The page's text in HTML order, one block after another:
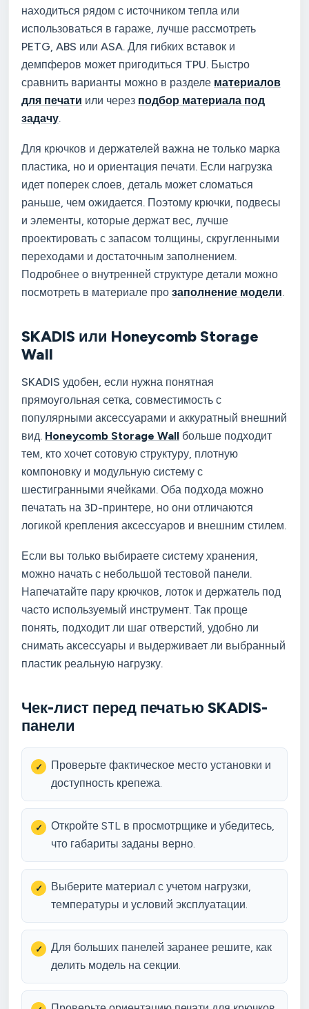
находиться рядом с источником тепла или
использоваться в гараже, лучше рассмотреть
PETG, ABS или ASA. Для гибких вставок и
демпферов может пригодиться TPU. Быстро
сравнить варианты можно в разделе материалов
для печати или через подбор материала под
задачу.
Для крючков и держателей важна не только марка
пластика, но и ориентация печати. Если нагрузка
идет поперек слоев, деталь может сломаться
раньше, чем ожидается. Поэтому крючки, подвесы
и элементы, которые держат вес, лучше
проектировать с запасом толщины, скругленными
переходами и достаточным заполнением.
Подробнее о внутренней структуре детали можно
посмотреть в материале про заполнение модели.
SKADIS или Honeycomb Storage
Wall
SKADIS удобен, если нужна понятная
прямоугольная сетка, совместимость с
популярными аксессуарами и аккуратный внешний
вид. Honeycomb Storage Wall больше подходит
тем, кто хочет сотовую структуру, плотную
компоновку и модульную систему с
шестигранными ячейками. Оба подхода можно
печатать на 3D-принтере, но они отличаются
логикой крепления аксессуаров и внешним стилем.
Если вы только выбираете систему хранения,
можно начать с небольшой тестовой панели.
Напечатайте пару крючков, лоток и держатель под
часто используемый инструмент. Так проще
понять, подходит ли шаг отверстий, удобно ли
снимать аксессуары и выдерживает ли выбранный
пластик реальную нагрузку.
Чек-лист перед печатью SKADIS-
панели
Проверьте фактическое место установки и
доступность крепежа.
Откройте STL в просмотрщике и убедитесь,
что габариты заданы верно.
Выберите материал с учетом нагрузки,
температуры и условий эксплуатации.
Для больших панелей заранее решите, как
делить модель на секции.